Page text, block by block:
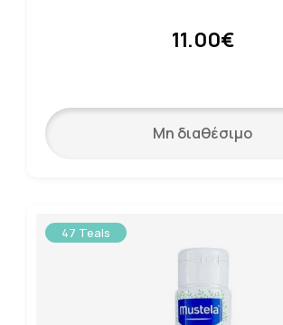
11.00€
Μη διαθέσιμο
47 Teals